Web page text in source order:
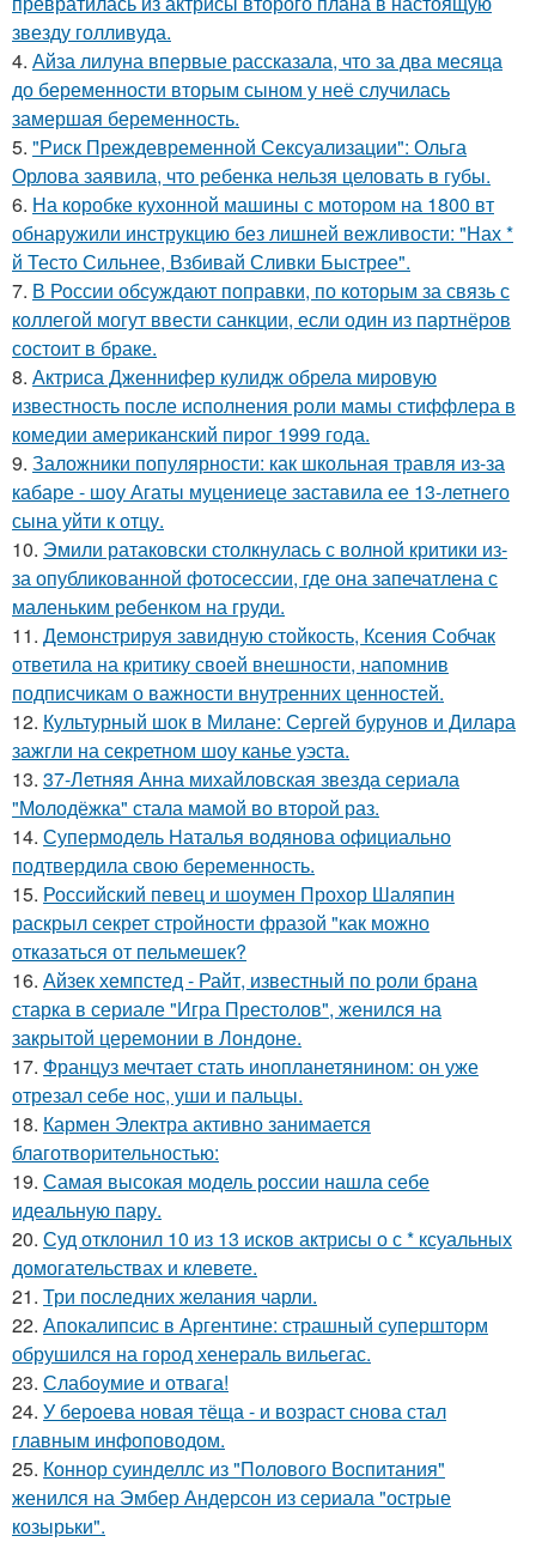
звезду голливуда.
4. Айза лилуна впервые рассказала, что за два месяца
до беременности вторым сыном у неё случилась
замершая беременность.
5. "Риск Преждевременной Сексуализации": Ольга
Орлова заявила, что ребенка нельзя целовать в губы.
6. На коробке кухонной машины с мотором на 1800 вт
обнаружили инструкцию без лишней вежливости: "Нах *
й Тесто Сильнее, Взбивай Сливки Быстрее".
7. В России обсуждают поправки, по которым за связь с
коллегой могут ввести санкции, если один из партнёров
состоит в браке.
8. Актриса Дженнифер кулидж обрела мировую
известность после исполнения роли мамы стиффлера в
комедии американский пирог 1999 года.
9. Заложники популярности: как школьная травля из-за
кабаре - шоу Агаты муцениеце заставила ее 13-летнего
сына уйти к отцу.
10. Эмили ратаковски столкнулась с волной критики из-
за опубликованной фотосессии, где она запечатлена с
маленьким ребенком на груди.
11. Демонстрируя завидную стойкость, Ксения Собчак
ответила на критику своей внешности, напомнив
подписчикам о важности внутренних ценностей.
12. Культурный шок в Милане: Сергей бурунов и Дилара
зажгли на секретном шоу канье уэста.
13. 37-Летняя Анна михайловская звезда сериала
"Молодёжка" стала мамой во второй раз.
14. Супермодель Наталья водянова официально
подтвердила свою беременность.
15. Российский певец и шоумен Прохор Шаляпин
раскрыл секрет стройности фразой "как можно
отказаться от пельмешек?
16. Айзек хемпстед - Райт, известный по роли брана
старка в сериале "Игра Престолов", женился на
закрытой церемонии в Лондоне.
17. Француз мечтает стать инопланетянином: он уже
отрезал себе нос, уши и пальцы.
18. Кармен Электра активно занимается
благотворительностью:
19. Самая высокая модель россии нашла себе
идеальную пару.
20. Суд отклонил 10 из 13 исков актрисы о с * ксуальных
домогательствах и клевете.
21. Три последних желания чарли.
22. Апокалипсис в Аргентине: страшный супершторм
обрушился на город хенераль вильегас.
23. Слабоумие и отвага!
24. У бероева новая тёща - и возраст снова стал
главным инфоповодом.
25. Коннор суинделлс из "Полового Воспитания"
женился на Эмбер Андерсон из сериала "острые
козырьки".